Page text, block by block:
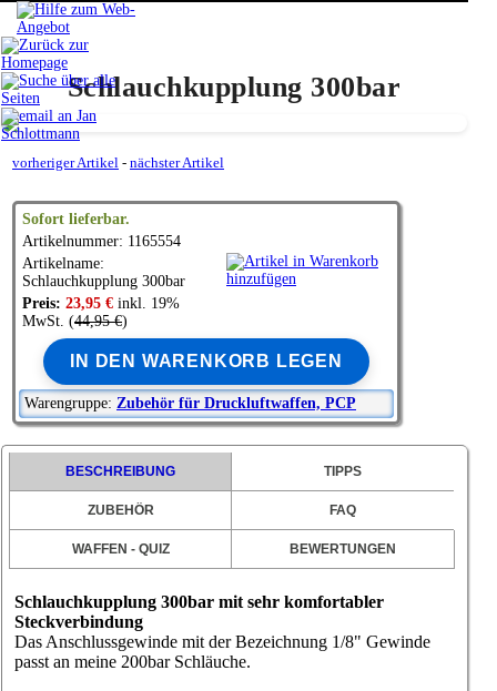
Schlauchkupplung 300bar
vorheriger Artikel - nächster Artikel
Sofort lieferbar.
Artikelnummer: 1165554
Artikelname:
Schlauchkupplung 300bar
Preis: 23,95 € inkl. 19%
MwSt. (44,95 €)
IN DEN WARENKORB LEGEN
Warengruppe: Zubehör für Druckluftwaffen, PCP
BESCHREIBUNG TIPPS
ZUBEHÖR FAQ
WAFFEN - QUIZ BEWERTUNGEN
Schlauchkupplung 300bar mit sehr komfortabler
Steckverbindung
Das Anschlussgewinde mit der Bezeichnung 1/8" Gewinde
passt an meine 200bar Schläuche.